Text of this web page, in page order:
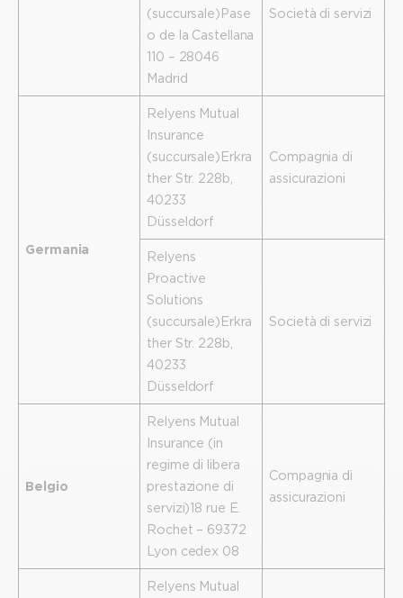
(succursale) Pase
o de la Castellana
110 – 28046
Madrid
Società di servizi
Germania
Relyens Mutual
Insurance
(succursale) Erkra
ther Str. 228b,
40233
Düsseldorf
Compagnia di
assicurazioni
Relyens
Proactive
Solutions
(succursale) Erkra
ther Str. 228b,
40233
Düsseldorf
Società di servizi
Belgio
Relyens Mutual
Insurance (in
regime di libera
prestazione di
servizi) 18 rue E.
Rochet – 69372
Lyon cedex 08
Compagnia di
assicurazioni
Relyens Mutual